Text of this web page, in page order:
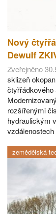
Nový
Dewulf
Zveřejněno
sklizeň
rozšířenými
hydraulickým
zemědělská